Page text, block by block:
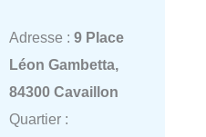
Adresse : 9 Place
Léon Gambetta,
84300 Cavaillon
Quartier :